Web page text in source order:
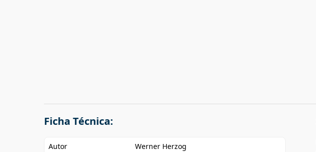
Ficha Técnica:
Autor
Werner Herzog